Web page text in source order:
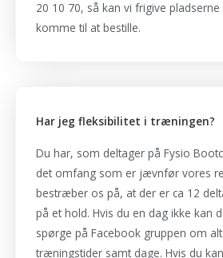
20 10 70, så kan vi frigive
komme til at bestille.
Har jeg fleksibilitet i træningen?
Du har, som deltager på Fysio
det omfang som er jævnfør vores
bestræber os på, at der er ca 12
på et hold. Hvis du en dag ikke kan
spørge på Facebook gruppen om
træningstider samt dage. Hvis du